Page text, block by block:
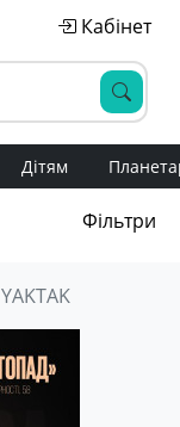
Кабінет
Дітям
Фільтри
YAKTAK